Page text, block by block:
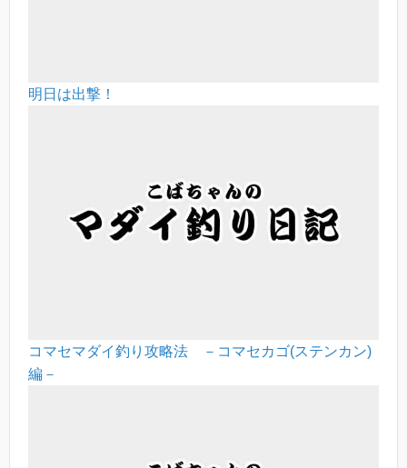
明日は出撃！
コマセマダイ釣り攻略法 －コマセカゴ(ステンカン)
編－